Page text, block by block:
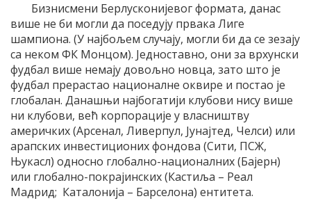
Бизнисмени Берлусконијевог формата, данас
више не би могли да поседују првака Лиге
шампиона. (У најбољем случају, могли би да се зезају
са неком ФК Монцом). Једноставно, они за врхунски
фудбал више немају довољно новца, зато што је
фудбал прерастао националне оквире и постао је
глобалан. Данашњи најбогатији клубови нису више
ни клубови, већ корпорације у власништву
америчких (Арсенал, Ливерпул, Јунајтед, Челси) или
арапских инвестиционих фондова (Сити, ПСЖ,
Њукасл) односно глобално-националних (Бајерн)
или глобално-покрајинских (Кастиља – Реал
Мадрид; Каталонија – Барселона) ентитета.